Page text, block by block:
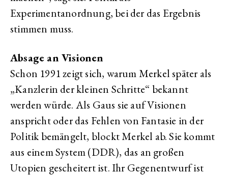
Experimentanordnung, bei der das Ergebnis
stimmen muss.
Absage an Visionen
Schon 1991 zeigt sich, warum Merkel später als
„Kanzlerin der kleinen Schritte“ bekannt
werden würde. Als Gaus sie auf Visionen
anspricht oder das Fehlen von Fantasie in der
Politik bemängelt, blockt Merkel ab. Sie kommt
aus einem System (DDR), das an großen
Utopien gescheitert ist. Ihr Gegenentwurf ist